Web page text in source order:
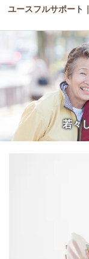
ユースフルサポート
若々